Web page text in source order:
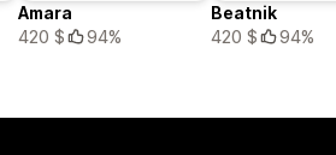
Amara
420 $
94%
Beatnik
420 $
94%